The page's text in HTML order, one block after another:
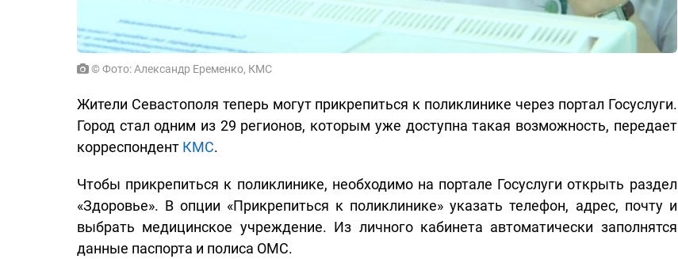
© Фото: Александр Еременко, КМС
Жители Севастополя теперь могут прикрепиться к поликлинике через портал Госуслуги.
Город стал одним из 29 регионов, которым уже доступна такая возможность, передает
корреспондент КМС.
Чтобы прикрепиться к поликлинике, необходимо на портале Госуслуги открыть раздел
«Здоровье». В опции «Прикрепиться к поликлинике» указать телефон, адрес, почту и
выбрать медицинское учреждение. Из личного кабинета автоматически заполнятся
данные паспорта и полиса ОМС.